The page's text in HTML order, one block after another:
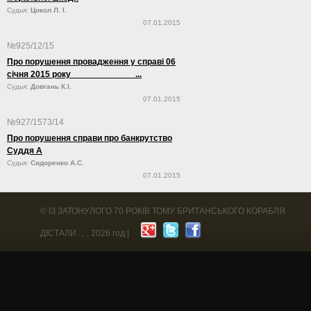
Судья: Цокол Л. І.
07.01.2015
№925/12/15
Про порушення провадження у справі 06
січня 2015 року ...
Судья: Довгань К.І.
07.01.2015
№927/1573/14
Про порушення справи про банкрутство
Суддя А
Судья: Сидоренко А.С.
07.01.2015
© ІЗ ЗАТОНУЛОГО 70 РОКІВ ТОМУ БРИТАНСЬКОГО КОРАБЛЯ
ДІСТАЛИ ... , 2026 год |